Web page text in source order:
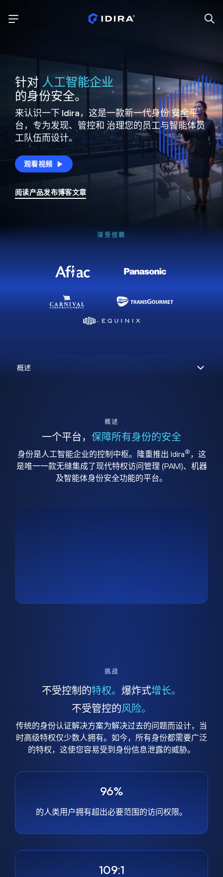
针对 人工智能企业
的身份安全。
来认识一下 Idira，这是一款新一代身份安全平
台，专为发现、管控和 治理您的员工与智能体员
工队伍而设计。
观看视频
阅读产品发布博客文章
深受信赖
概述
一个平台， 保障所有身份的安全
身份是人工智能企业的控制中枢。隆重推出 Idira® ，这
是唯一一款无缝集成了现代特权访问管理 (PAM)、机器
及智能体身份安全功能的平台。
挑战
不受控制的特权。 爆炸式增长。
不受管控的风险。
传统的身份认证解决方案为解决过去的问题而设计，当
时高级特权仅少数人拥有。如今，所有身份都需要广泛
的特权，这使您容易受到身份信息泄露的威胁。
96%
的人类用户拥有超出必要范围的访问权限。
109:1